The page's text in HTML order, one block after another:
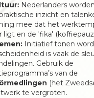
Nederlanders
inzicht en
mee dat het
ligt en de 'fika'
Initiatief tonen
is vaak de
Gebruik de
van de
(het
te vergroten.